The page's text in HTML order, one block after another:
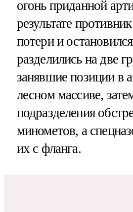
огонь приданной
результате
потери и
разделились на две
занявшие позиции в
лесном массиве,
подразделения
минометов, а
их с фланга.